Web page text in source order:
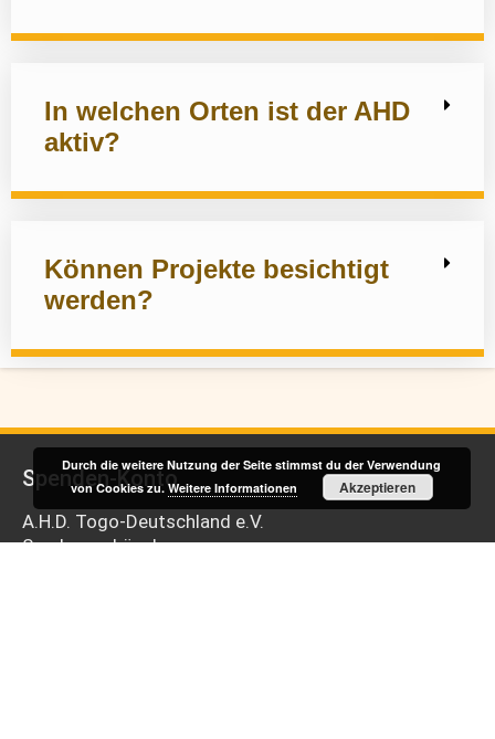
In welchen Orten ist der AHD
aktiv?
Können Projekte besichtigt
werden?
Spenden-Konto
A.H.D. Togo-Deutschland e.V.
Sparkasse Lüneburg
Durch die weitere Nutzung der Seite stimmst du der Verwendung
von Cookies zu.Weitere Informationen Akzeptieren